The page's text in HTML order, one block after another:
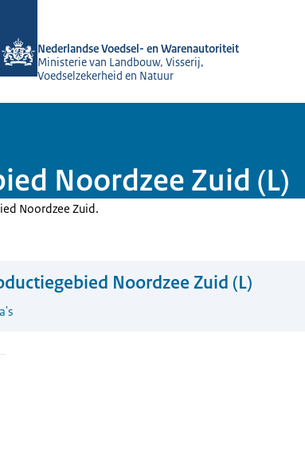
Nederlandse Voedsel- en Warenautoriteit
Ministerie van Landbouw, Visserij,
Voedselzekerheid en Natuur
Noordzee Zuid (L)
Noordzee Zuid.
Noordzee Zuid (L)